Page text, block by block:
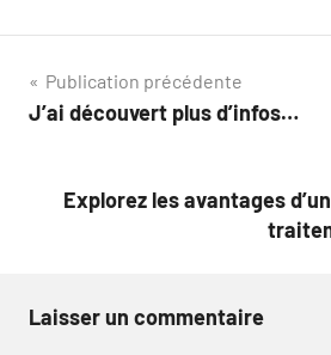
Navigation
de
Publication précédente
J’ai découvert plus d’infos…
Explorez les avantages
Laisser un commentaire